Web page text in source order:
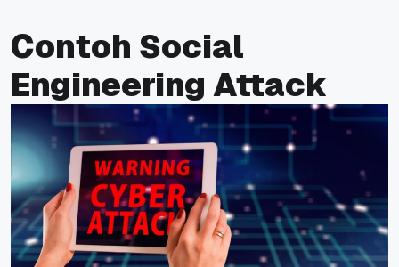
Contoh Social
Engineering Attack